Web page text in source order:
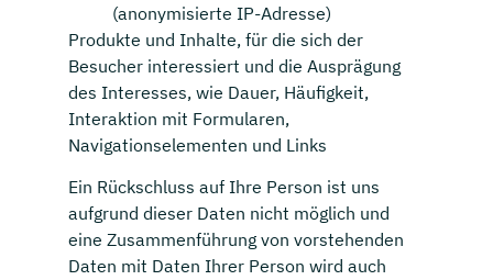
(anonymisierte IP-Adresse)
Produkte und Inhalte, für die sich der
Besucher interessiert und die Ausprägung
des Interesses, wie Dauer, Häufigkeit,
Interaktion mit Formularen,
Navigationselementen und Links
Ein Rückschluss auf Ihre Person ist uns
aufgrund dieser Daten nicht möglich und
eine Zusammenführung von vorstehenden
Daten mit Daten Ihrer Person wird auch